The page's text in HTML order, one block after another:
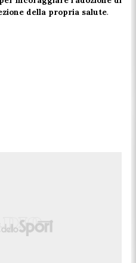
della propria salute.